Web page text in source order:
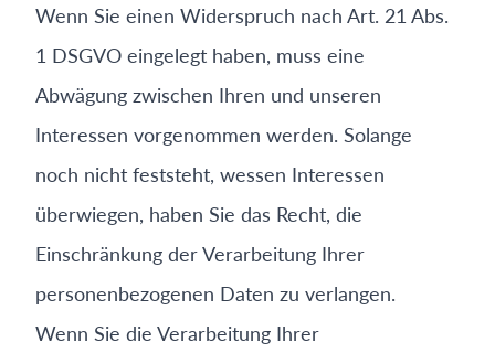
Wenn Sie einen Widerspruch nach Art. 21 Abs.
1 DSGVO eingelegt haben, muss eine
Abwägung zwischen Ihren und unseren
Interessen vorgenommen werden. Solange
noch nicht feststeht, wessen Interessen
überwiegen, haben Sie das Recht, die
Einschränkung der Verarbeitung Ihrer
personenbezogenen Daten zu verlangen.
Wenn Sie die Verarbeitung Ihrer